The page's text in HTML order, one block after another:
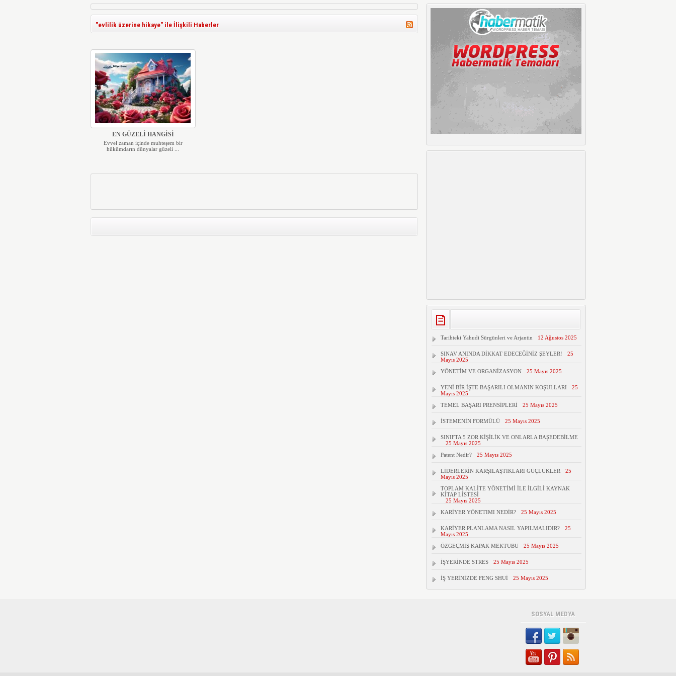
"evlilik üzerine hikaye" ile İlişkili Haberler
EN GÜZELİ HANGİSİ
Evvel zaman içinde muhteşem bir
hükümdarın dünyalar güzeli ...
Tarihteki Yahudi Sürgünleri ve Arjantin 12 Ağustos 2025
SINAV ANINDA DİKKAT EDECEĞİNİZ ŞEYLER!
25
Mayıs 2025
YÖNETİM VE ORGANİZASYON
25 Mayıs 2025
YENİ BİR İŞTE BAŞARILI OLMANIN KOŞULLARI
25
Mayıs 2025
TEMEL BAŞARI PRENSİPLERİ
25 Mayıs 2025
İSTEMENİN FORMÜLÜ 25 Mayıs 2025
SINIFTA 5 ZOR KİŞİLİK VE ONLARLA BAŞEDEBİLME
25 Mayıs 2025
Patent Nedir?
25 Mayıs 2025
LİDERLERİN KARŞILAŞTIKLARI GÜÇLÜKLER
25
Mayıs 2025
TOPLAM KALİTE YÖNETİMİ İLE İLGİLİ KAYNAK
KİTAP LİSTESİ
25 Mayıs 2025
KARİYER YÖNETIMI NEDİR?
25 Mayıs 2025
KARİYER PLANLAMA NASIL YAPILMALIDIR?
25
Mayıs 2025
ÖZGEÇMİŞ KAPAK MEKTUBU
25 Mayıs 2025
İŞYERİNDE STRES 25 Mayıs 2025
İŞ YERİNİZDE FENG SHUİ 25 Mayıs 2025
SOSYAL MEDYA